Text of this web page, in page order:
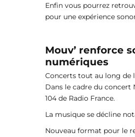
Enfin vous pourrez
pour une expérience
Mouv’ renforce
numériques
Concerts tout au long de
Dans le cadre du concert
104 de Radio France.
La musique se décline
Nouveau format pour le